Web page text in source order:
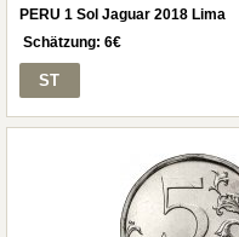
PERU 1 Sol Jaguar 2018 Lima
Schätzung: 6€
ST